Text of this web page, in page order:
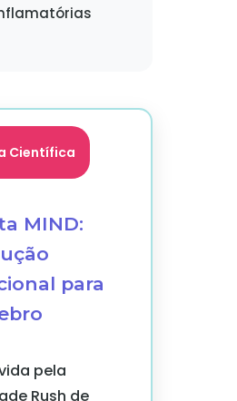
Científica
MIND:
para
pela
Rush de